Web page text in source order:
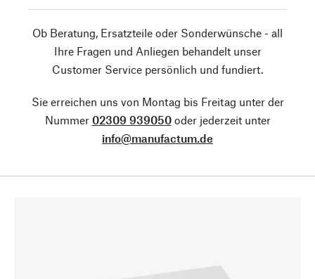
Ob Beratung, Ersatzteile oder Sonderwünsche - all
Ihre Fragen und Anliegen behandelt unser
Customer Service persönlich und fundiert.
Sie erreichen uns von Montag bis Freitag unter der
Nummer 02309 939050oder jederzeit unter
info@manufactum.de